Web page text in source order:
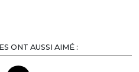
ONT AUSSI AIMÉ :